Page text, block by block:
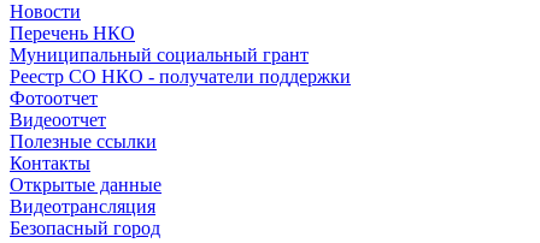
Новости
Перечень НКО
Муниципальный социальный грант
Реестр СО НКО - получатели поддержки
Фотоотчет
Видеоотчет
Полезные ссылки
Контакты
Открытые данные
Видеотрансляция
Безопасный город